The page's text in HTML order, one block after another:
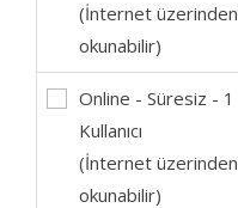
(İnternet üzerinden
okunabilir)
Online - Süresiz - 1
Kullanıcı
(İnternet üzerinden
okunabilir)